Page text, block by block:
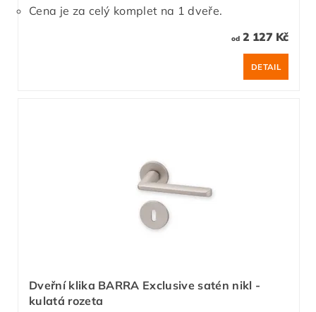
Cena je za celý komplet na 1 dveře.
od2 127 Kč
DETAIL
Dveřní klika BARRA Exclusive satén nikl -
kulatá rozeta